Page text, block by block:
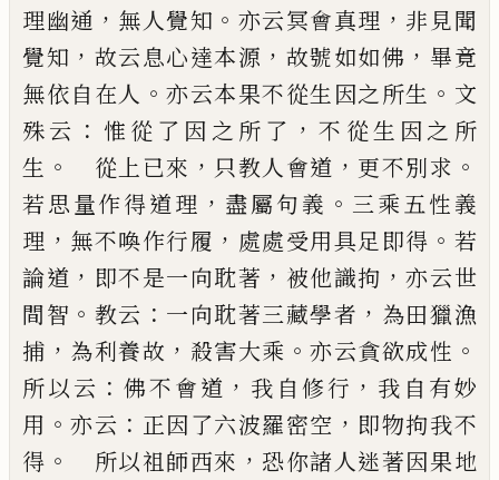
理幽通 ， 無人覺知 。 亦云冥會真理 ， 非見聞
覺知 ， 故云息心達本源 ， 故號如如佛 ， 畢竟
無依自在人 。亦云本果不從生 因之所生 。 文
殊云 ： 惟從了因之所了 ，不從生因之所
生 。 從上已來 ， 只教人會道 ， 更不別求 。
若思量作得道理 ， 盡屬句義 。 三乘五性義
理 ， 無不喚作行履 ， 處處受用具足即得 。 若
論道 ， 即不是一向耽著 ， 被他識拘 ，亦云世
間智 。 教云 ： 一向耽著三藏學者 ， 為田獵漁
捕 ， 為利養故 ， 殺害大乘 。亦云貪欲成性 。
所以云 ：佛不會道 ， 我自修行 ， 我自有妙
用 。亦云 ： 正因了六波羅密空 ， 即物拘我不
得 。 所以祖師西來 ， 恐你諸人迷著因果地